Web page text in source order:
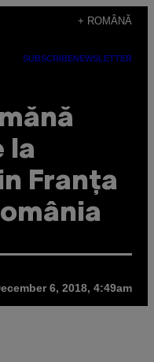
+ ROMÂNĂ
SUBSCRIBENEWSLETTER
la
Franța
6, 2018, 4:49am